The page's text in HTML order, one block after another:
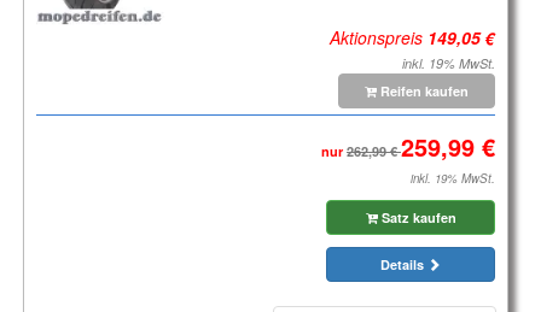
Aktionspreis
inkl. 19% MwSt.
Reifen kaufen
nur
inkl. 19% MwSt.
Satz kaufen
Details